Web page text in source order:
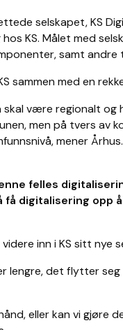
selskapet, KS
KS. Målet med
samt
sammen med en
skal være regionalt
men på tvers av
mener Århus.
felles
få digitalisering opp
inn i KS sitt nye
lengre, det flytter
eller kan vi gjøre